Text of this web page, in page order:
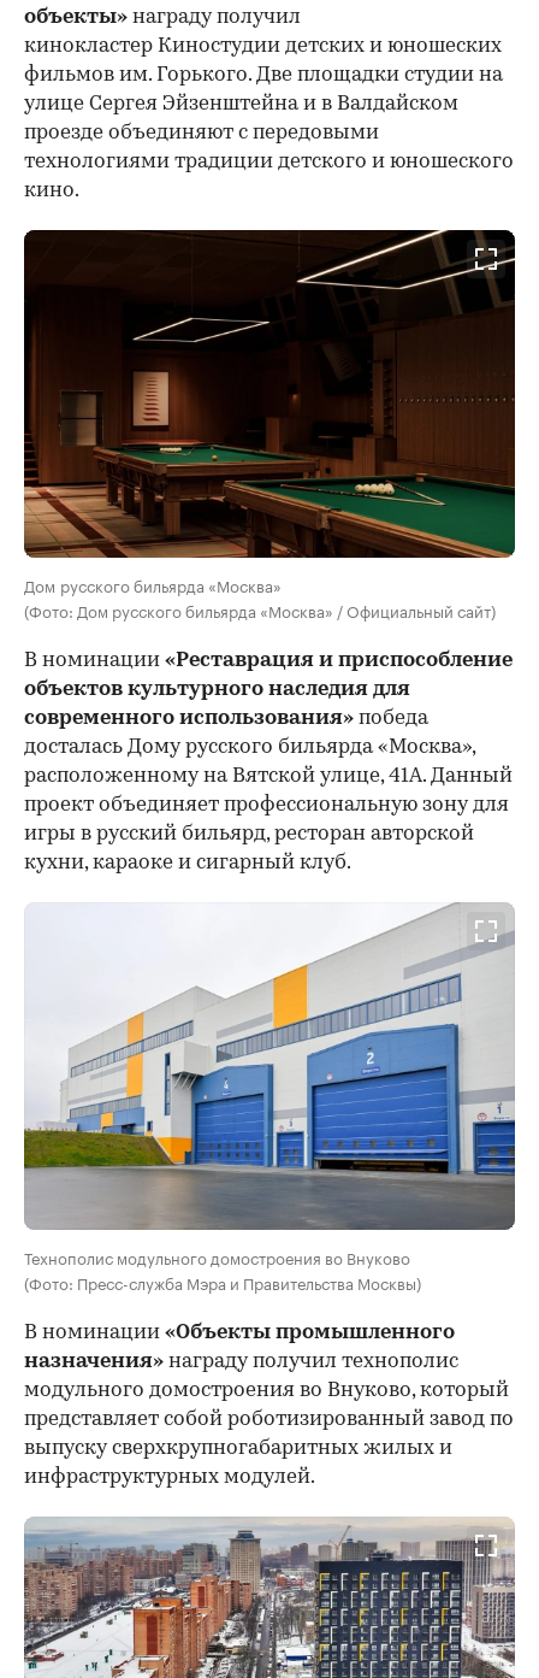
объекты» награду получил
кинокластер Киностудии детских и юношеских
фильмов им. Горького. Две площадки студии на
улице Сергея Эйзенштейна и в Валдайском
проезде объединяют с передовыми
технологиями традиции детского и юношеского
кино.
Дом русского бильярда «Москва»
(Фото: Дом русского бильярда «Москва» / Официальный сайт)
В номинации «Реставрация и приспособление
объектов культурного наследия для
современного использования» победа
досталась Дому русского бильярда «Москва»,
расположенному на Вятской улице, 41А. Данный
проект объединяет профессиональную зону для
игры в русский бильярд, ресторан авторской
кухни, караоке и сигарный клуб.
Технополис модульного домостроения во Внуково
(Фото: Пресс-служба Мэра и Правительства Москвы)
В номинации «Объекты промышленного
назначения» награду получил технополис
модульного домостроения во Внуково, который
представляет собой роботизированный завод по
выпуску сверхкрупногабаритных жилых и
инфраструктурных модулей.